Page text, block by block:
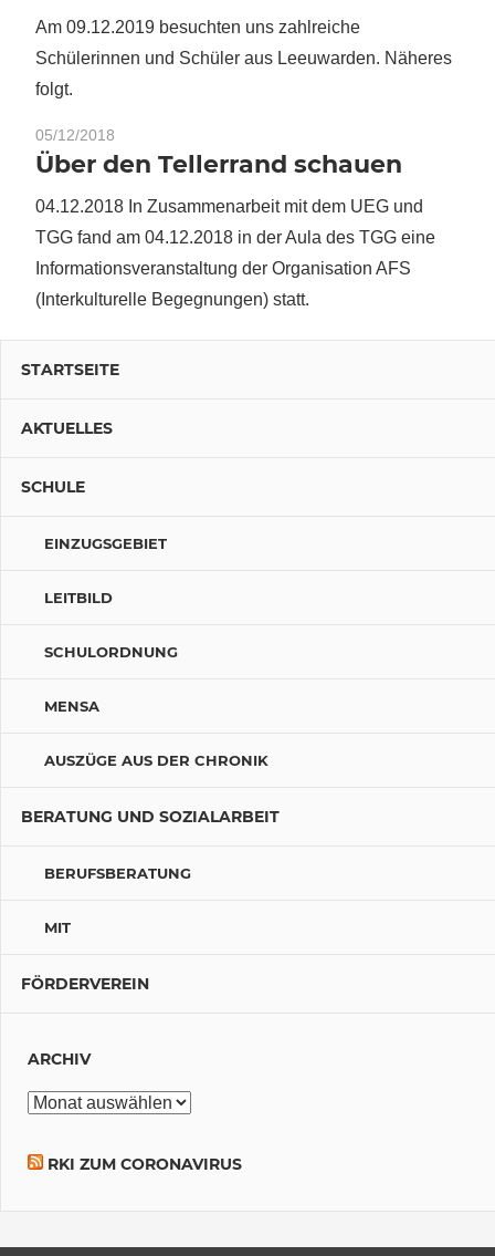
Am 09.12.2019 besuchten uns zahlreiche
Schülerinnen und Schüler aus Leeuwarden. Näheres
folgt.
05/12/2018
Über den Tellerrand schauen
04.12.2018 In Zusammenarbeit mit dem UEG und
TGG fand am 04.12.2018 in der Aula des TGG eine
Informationsveranstaltung der Organisation AFS
(Interkulturelle Begegnungen) statt.
STARTSEITE
AKTUELLES
SCHULE
EINZUGSGEBIET
LEITBILD
SCHULORDNUNG
MENSA
AUSZÜGE AUS DER CHRONIK
BERATUNG UND SOZIALARBEIT
BERUFSBERATUNG
MIT
FÖRDERVEREIN
ARCHIV
Archiv
RKI ZUM CORONAVIRUS